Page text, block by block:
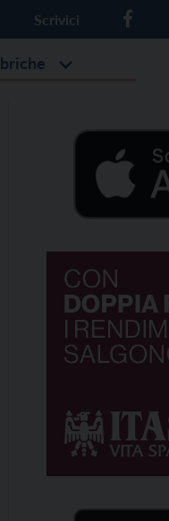
Scrivici